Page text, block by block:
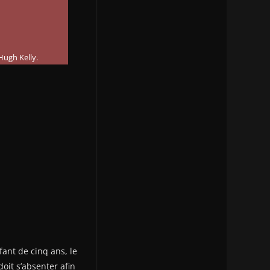
Kelly.
de cinq ans, le
s’absenter afin